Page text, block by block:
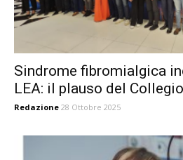
Sindrome fibromialgica
LEA: il plauso del
Redazione 28 Ottobre 2025